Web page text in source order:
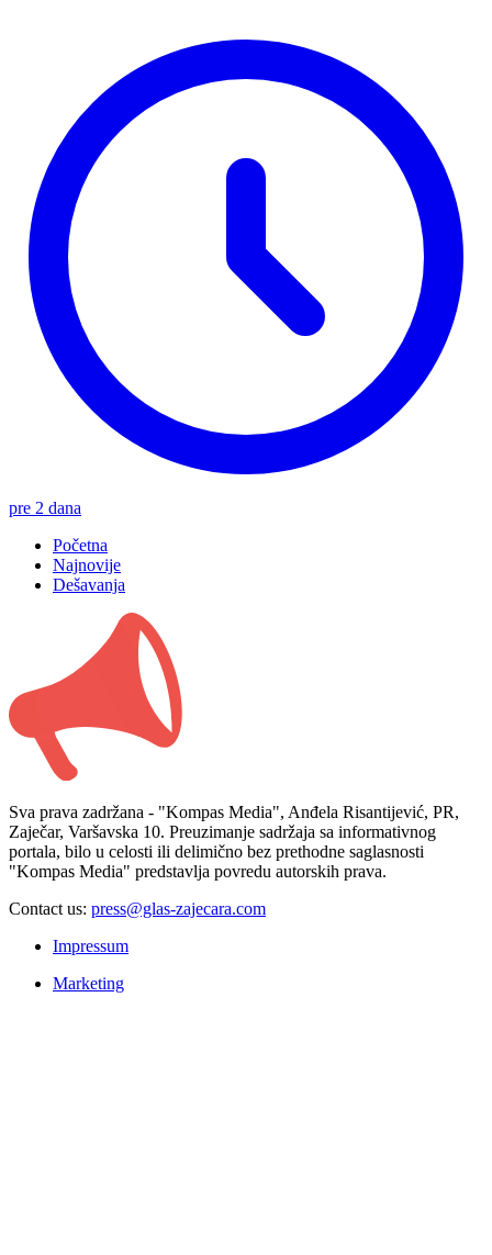
pre 2 dana
Početna
Najnovije
Dešavanja
Sva prava zadržana - "Kompas Media", Anđela Risantijević, PR,
Zaječar, Varšavska 10. Preuzimanje sadržaja sa informativnog
portala, bilo u celosti ili delimično bez prethodne saglasnosti
"Kompas Media" predstavlja povredu autorskih prava.
Contact us: press@glas-zajecara.com
Impressum
Marketing